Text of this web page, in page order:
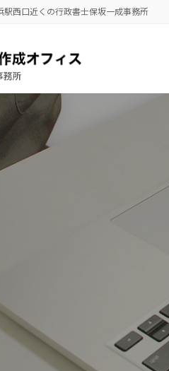
駅西口近くの行政書士保坂一成事務所